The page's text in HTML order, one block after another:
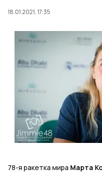
18.01.2021, 17:35
78-я ракетка мира Марта